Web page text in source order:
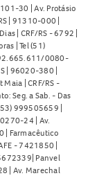
30 | Av. Protásio
| 91310-000 |
| CRF/RS - 6792 |
| Tel (51)
92.665.611/0080-
| 96020-380 |
| CRF/RS -
Seg. a Sab. - Das
999505659 |
24 | Av.
| Farmacêutico
- 7421850 |
Panvel
| Av. Marechal